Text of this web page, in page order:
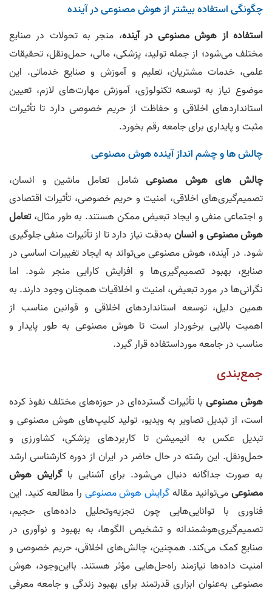
چگونگی استفاده بیشتر از هوش مصنوعی در آینده
استفاده از هوش مصنوعی در آینده، منجر به تحولات در صنایع
مختلف می‌شود؛ از جمله تولید، پزشکی، مالی، حمل‌و‌نقل، تحقیقات
علمی، خدمات مشتریان، تعلیم و آموزش و صنایع خدماتی. این
موضوع نیاز به توسعه تکنولوژی، آموزش مهارت‌های لازم، تعیین
استانداردهای اخلاقی و حفاظت از حریم خصوصی دارد تا تأثیرات
مثبت و پایداری برای جامعه رقم بخورد.
چالش ها و چشم انداز آینده هوش مصنوعی
چالش های هوش مصنوعیشامل تعامل ماشین و انسان،
تصمیم‌گیری‌های اخلاقی، امنیت و حریم خصوصی، تأثیرات اقتصادی
و اجتماعی منفی و ایجاد تبعیض ممکن هستند. به طور مثال،تعامل
هوش مصنوعی و انسان به‌دقت نیاز دارد تا از تأثیرات منفی جلوگیری
شود. در آینده، هوش مصنوعی می‌تواند به ایجاد تغییرات اساسی در
صنایع، بهبود تصمیم‌گیری‌ها و افزایش کارایی منجر شود. اما
نگرانی‌ها در مورد تبعیض، امنیت و اخلاقیات همچنان وجود دارند. به
همین دلیل، توسعه استانداردهای اخلاقی و قوانین مناسب از
اهمیت بالایی برخوردار است تا هوش مصنوعی به طور پایدار و
مناسب در جامعه مورد‌استفاده قرار گیرد.
جمع‌بندی
هوش مصنوعی با تأثیرات گسترده‌ای در حوزه‌های مختلف نفوذ کرده
است، از تبدیل تصاویر به ویدیو، تولید کلیپ‌های هوش مصنوعی و
تبدیل عکس به انیمیشن تا کاربردهای پزشکی، کشاورزی و
حمل‌و‌نقل. این رشته در حال حاضر در ایران از دوره کارشناسی ارشد
به صورت جداگانه دنبال می‌شود. برای آشنایی باگرایش هوش
مصنوعیمی‌توانید مقالهگرایش هوش مصنوعی را مطالعه کنید. این
فناوری با توانایی‌هایی چون تجزیه‌و‌تحلیل داده‌های حجیم،
تصمیم‌گیری‌هوشمندانه و تشخیص الگوها، به بهبود و نوآوری در
صنایع کمک می‌کند. همچنین، چالش‌های اخلاقی، حریم خصوصی و
امنیت داده‌ها نیازمند راه‌حل‌هایی مؤثر هستند. با‌این‌وجود، هوش
مصنوعی به‌عنوان ابزاری قدرتمند برای بهبود زندگی و جامعه معرفی